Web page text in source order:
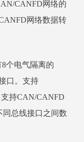
CANFD网络的
网络数据转
个电气隔离的
口。支持
支持CAN/CANFD
同总线接口之间数